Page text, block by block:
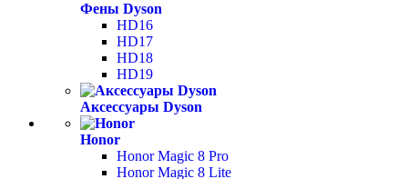
Фены Dyson
HD16
HD17
HD18
HD19
Аксессуары Dyson
Honor
Honor Magic 8 Pro
Honor Magic 8 Lite